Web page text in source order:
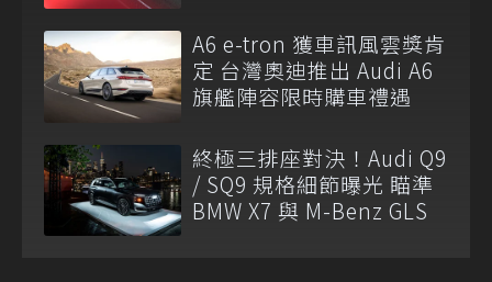
A6 e-tron 獲車訊風雲獎肯
定 台灣奧迪推出 Audi A6
旗艦陣容限時購車禮遇
終極三排座對決！Audi Q9
/ SQ9 規格細節曝光 瞄準
BMW X7 與 M-Benz GLS